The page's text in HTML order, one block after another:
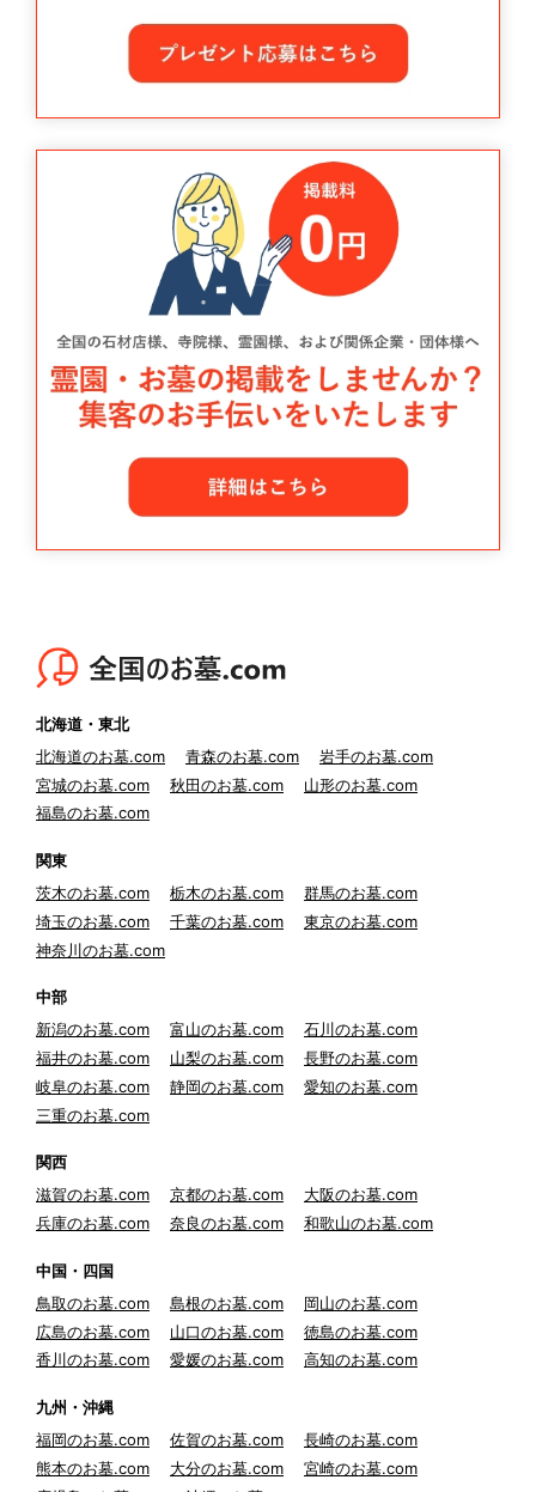
北海道・東北
北海道のお墓.com
青森のお墓.com
岩手のお墓.com
宮城のお墓.com
秋田のお墓.com
山形のお墓.com
福島のお墓.com
関東
茨木のお墓.com
栃木のお墓.com
群馬のお墓.com
埼玉のお墓.com
千葉のお墓.com
東京のお墓.com
神奈川のお墓.com
中部
新潟のお墓.com
富山のお墓.com
石川のお墓.com
福井のお墓.com
山梨のお墓.com
長野のお墓.com
岐阜のお墓.com
静岡のお墓.com
愛知のお墓.com
三重のお墓.com
関西
滋賀のお墓.com
京都のお墓.com
大阪のお墓.com
兵庫のお墓.com
奈良のお墓.com 和歌山のお墓.com
中国・四国
鳥取のお墓.com
島根のお墓.com
岡山のお墓.com
広島のお墓.com
山口のお墓.com
徳島のお墓.com
香川のお墓.com
愛媛のお墓.com 高知のお墓.com
九州・沖縄
福岡のお墓.com
佐賀のお墓.com
長崎のお墓.com
熊本のお墓.com
大分のお墓.com
宮崎のお墓.com